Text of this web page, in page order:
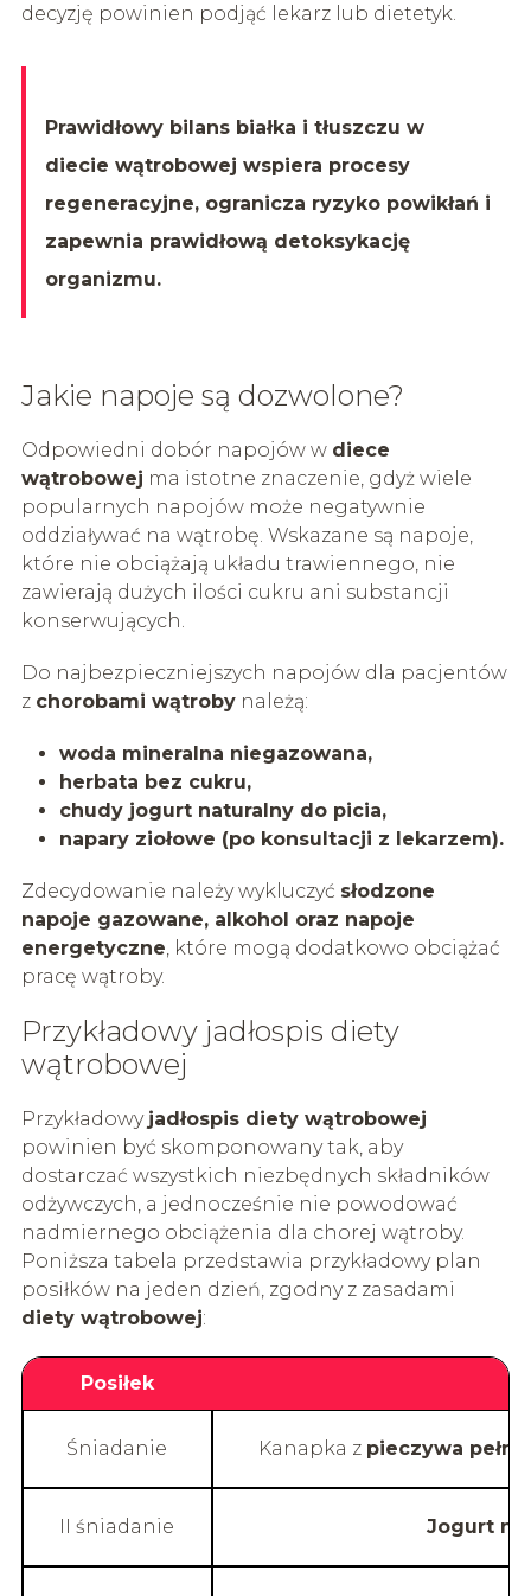
decyzję powinien podjąć lekarz lub dietetyk.
Prawidłowy bilans białka i tłuszczu w
diecie wątrobowej wspiera procesy
regeneracyjne, ogranicza ryzyko powikłań i
zapewnia prawidłową detoksykację
organizmu.
Jakie napoje są dozwolone?
Odpowiedni dobór napojów w diece
wątrobowej ma istotne znaczenie, gdyż wiele
popularnych napojów może negatywnie
oddziaływać na wątrobę. Wskazane są napoje,
które nie obciążają układu trawiennego, nie
zawierają dużych ilości cukru ani substancji
konserwujących.
Do najbezpieczniejszych napojów dla pacjentów
z chorobami wątrobynależą:
woda mineralna niegazowana,
herbata bez cukru,
chudy jogurt naturalny do picia,
napary ziołowe (po konsultacji z lekarzem).
Zdecydowanie należy wykluczyć słodzone
napoje gazowane, alkohol oraz napoje
energetyczne, które mogą dodatkowo obciążać
pracę wątroby.
Przykładowy jadłospis diety
wątrobowej
Przykładowy jadłospis diety wątrobowej
powinien być skomponowany tak, aby
dostarczać wszystkich niezbędnych składników
odżywczych, a jednocześnie nie powodować
nadmiernego obciążenia dla chorej wątroby.
Poniższa tabela przedstawia przykładowy plan
posiłków na jeden dzień, zgodny z zasadami
diety wątrobowej:
Posiłek
Śniadanie Kanapka z pieczywa
II śniadanie Jogurt